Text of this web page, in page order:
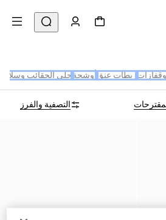
ربطات عنق أوشحة حلي الحقائب
التصفية والفرز